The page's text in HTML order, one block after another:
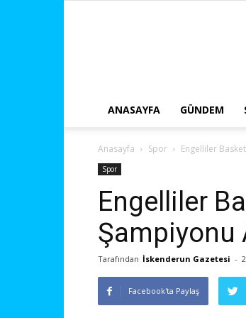
ANASAYFA GÜNDEM
Anasayfa Spor Engelliler
Spor
Engelliler
Şampiyonu
Tarafından İskenderun Gazetesi -
Facebook'ta Paylaş